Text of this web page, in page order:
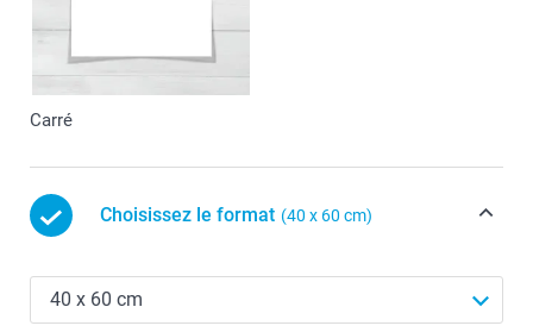
Carré
Choisissez le format (40 x 60 cm)